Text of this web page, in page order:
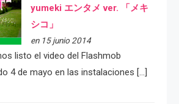
yumeki エンタメ ver. 「メキ
シコ」
en 15 junio 2014
listo el video del Flashmob
4 de mayo en las instalaciones […]